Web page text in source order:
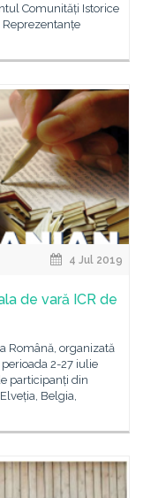
Comunități Istorice
4 Jul 2019
de vară ICR de
Română, organizată
2-27 iulie
participanți din
Belgia,